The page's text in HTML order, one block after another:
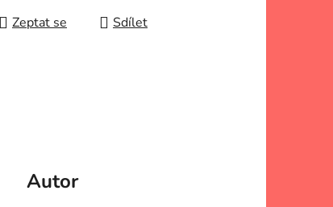
Zeptat se Sdílet
Autor